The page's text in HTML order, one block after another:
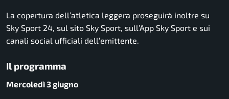
La copertura dell’atletica leggera proseguirà inoltre su
Sky Sport 24, sul sito Sky Sport, sull’App Sky Sport e sui
canali social ufficiali dell’emittente.
Il programma
Mercoledì 3 giugno